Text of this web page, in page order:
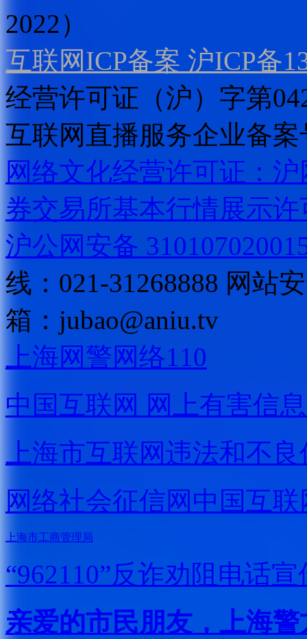
2022）
互联网ICP备案 沪ICP备
经营许可证（沪）字第
互联网直播服务企业备案
网络文化经营许可证：
券交易所基本行情展示许
沪公网安备
线：021-31268888 网站
箱： jubao@aniu.tv
上海网警网络110
中国互联网 网上有害信
上海市互联网违法和不
网络社会征信网 中国互
上海市工商管理局
“962110”反诈劝阻电话宣
亲爱的市民朋友，上海